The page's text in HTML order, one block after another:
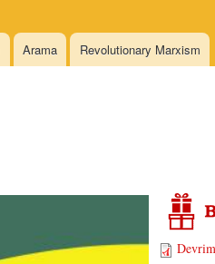
Arama Revolutionary Marxism